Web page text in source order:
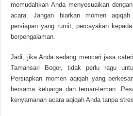
memudahkan Anda menyesuaikan
acara. Jangan biarkan momen
persiapan yang rumit, percayakan
berpengalaman.
Jadi, jika Anda sedang mencari jasa
Tamansari Bogor, tidak perlu ragu
Persiapkan momen aqiqah yang
bersama keluarga dan teman-teman.
kenyamanan acara aqiqah Anda tanpa